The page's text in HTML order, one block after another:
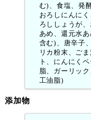
む)、食塩、発
おろしにんに
ろししょうが
あめ、還元水
含む)、唐辛子
リカ粉末、ご
ト、にんにく
脂、ガーリッ
工油脂)
添加物